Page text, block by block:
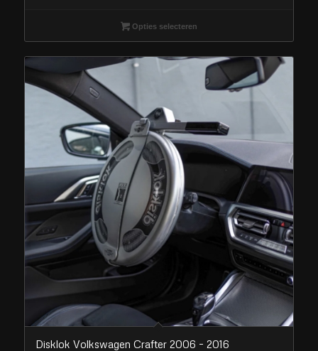
Opties selecteren
Disklok Volkswagen Crafter 2006 – 2016